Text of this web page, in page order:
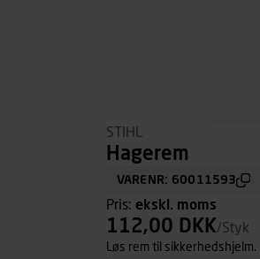
STIHL
Hagerem
VARENR: 60011593
Pris: ekskl. moms
112,00 DKK/Styk
Løs rem til sikkerhedshjelm.